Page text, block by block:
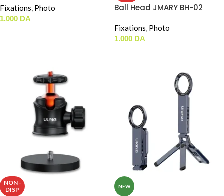
Fixations, Photo
1.000 DA
Ball Head JMARY BH-02
Fixations, Photo
1.000 DA
NON -
DISP
NEW